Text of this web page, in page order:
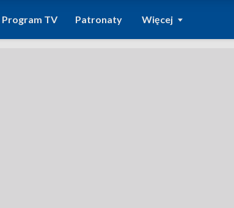
Program TV Patronaty Więcej